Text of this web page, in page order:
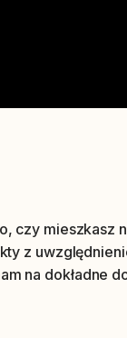
czy
z
na dokładne